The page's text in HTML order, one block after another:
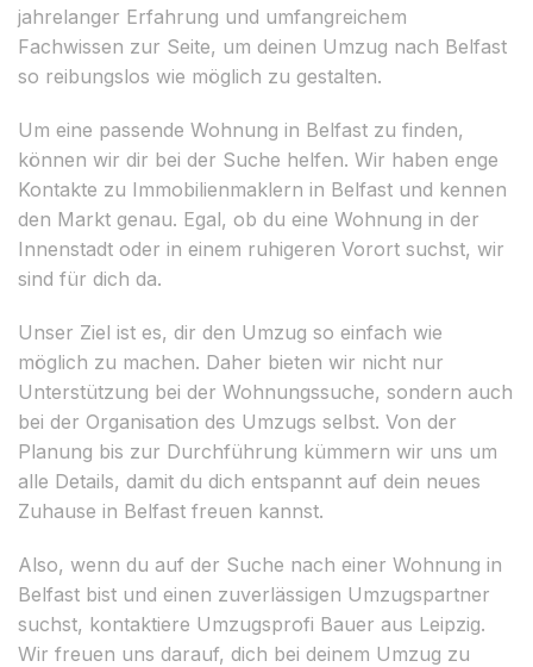
jahrelanger Erfahrung und umfangreichem
Fachwissen zur Seite, um deinen Umzug nach Belfast
so reibungslos wie möglich zu gestalten.
Um eine passende Wohnung in Belfast zu finden,
können wir dir bei der Suche helfen. Wir haben enge
Kontakte zu Immobilienmaklern in Belfast und kennen
den Markt genau. Egal, ob du eine Wohnung in der
Innenstadt oder in einem ruhigeren Vorort suchst, wir
sind für dich da.
Unser Ziel ist es, dir den Umzug so einfach wie
möglich zu machen. Daher bieten wir nicht nur
Unterstützung bei der Wohnungssuche, sondern auch
bei der Organisation des Umzugs selbst. Von der
Planung bis zur Durchführung kümmern wir uns um
alle Details, damit du dich entspannt auf dein neues
Zuhause in Belfast freuen kannst.
Also, wenn du auf der Suche nach einer Wohnung in
Belfast bist und einen zuverlässigen Umzugspartner
suchst, kontaktiere Umzugsprofi Bauer aus Leipzig.
Wir freuen uns darauf, dich bei deinem Umzug zu